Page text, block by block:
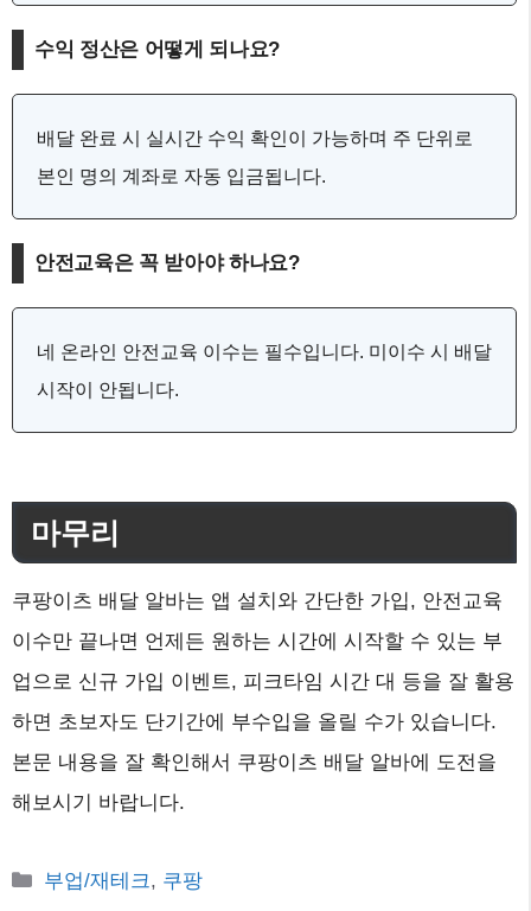
수익 정산은 어떻게 되나요?
배달 완료 시 실시간 수익 확인이 가능하며 주 단위로
본인 명의 계좌로 자동 입금됩니다.
안전교육은 꼭 받아야 하나요?
네 온라인 안전교육 이수는 필수입니다. 미이수 시 배달
시작이 안됩니다.
마무리
쿠팡이츠 배달 알바는 앱 설치와 간단한 가입, 안전교육
이수만 끝나면 언제든 원하는 시간에 시작할 수 있는 부
업으로 신규 가입 이벤트, 피크타임 시간 대 등을 잘 활용
하면 초보자도 단기간에 부수입을 올릴 수가 있습니다.
본문 내용을 잘 확인해서 쿠팡이츠 배달 알바에 도전을
해보시기 바랍니다.
카
부업/재테크, 쿠팡